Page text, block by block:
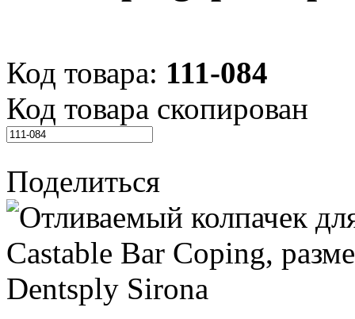
Код товара: 111-084
Код товара скопирован
Поделиться